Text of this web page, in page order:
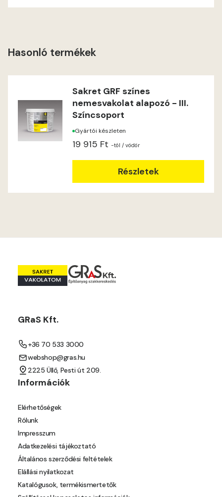
Lilac D
Lime E
Magnolia D
Magnolia E
Mandarin E
Mouse-grey E
Pumpkin E
Hasonló termékek
Sakret GRF színes
nemesvakolat alapozó - III.
Színcsoport
Gyártói készleten
19 915 Ft -tól / vödör
Részletek
GRaS Kft.
+36 70 533 3000
webshop@gras.hu
2225 Üllő, Pesti út 209.
Információk
Elérhetőségek
Rólunk
Impresszum
Adatkezelési tájékoztató
Általános szerződési feltételek
Elállási nyilatkozat
Katalógusok, termékismertetők